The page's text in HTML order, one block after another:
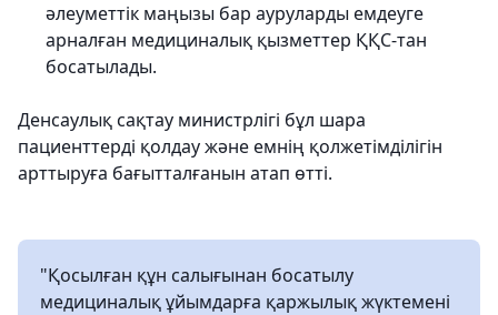
әлеуметтік маңызы бар ауруларды емдеуге
арналған медициналық қызметтер ҚҚС-тан
босатылады.
Денсаулық сақтау министрлігі бұл шара
пациенттерді қолдау және емнің қолжетімділігін
арттыруға бағытталғанын атап өтті.
"Қосылған құн салығынан босатылу
медициналық ұйымдарға қаржылық жүктемені